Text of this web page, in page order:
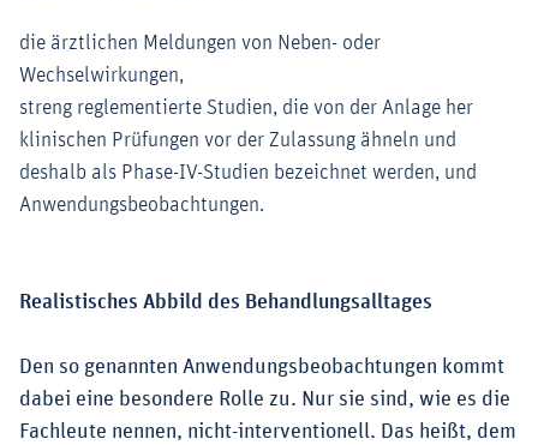
die ärztlichen Meldungen von Neben- oder
Wechselwirkungen,
streng reglementierte Studien, die von der Anlage her
klinischen Prüfungen vor der Zulassung ähneln und
deshalb als Phase-IV-Studien bezeichnet werden, und
Anwendungsbeobachtungen.
Realistisches Abbild des Behandlungsalltages
Den so genannten Anwendungsbeobachtungen kommt
dabei eine besondere Rolle zu. Nur sie sind, wie es die
Fachleute nennen, nicht-interventionell. Das heißt, dem